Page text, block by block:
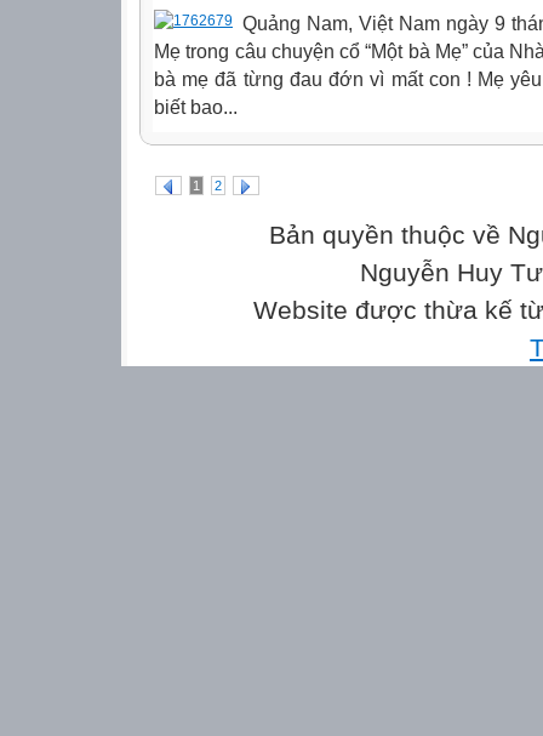
Quảng Nam, Việt Nam ngày 9
Mẹ trong câu chuyện cổ “Một bà Mẹ” của
bà mẹ đã từng đau đớn vì mất con ! Mẹ
biết bao...
1 2
Bản quyền thuộc về
Nguyễn Huy
Website được thừa kế